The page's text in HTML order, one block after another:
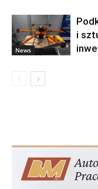
News
i